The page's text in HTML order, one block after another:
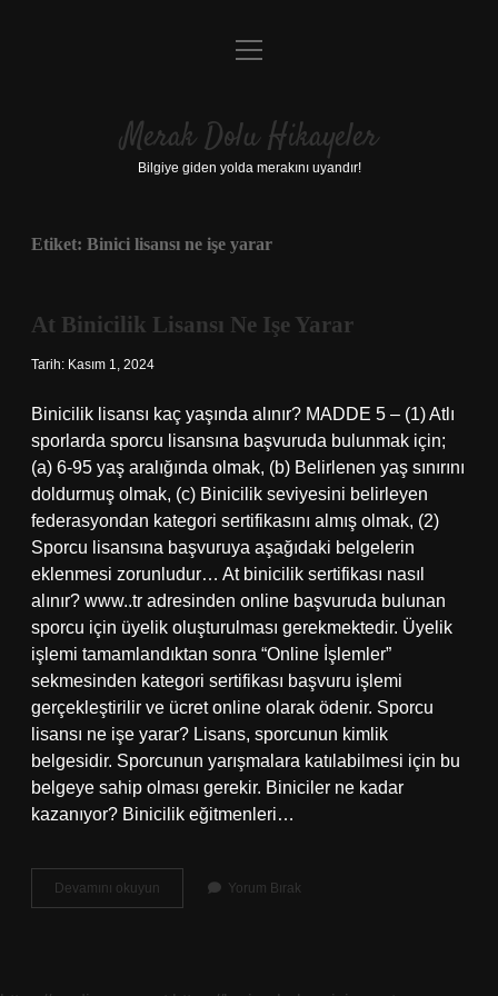
Anasayfa
Yasal Uyarı
menüyü
Merak Dolu Hikayeler
Bilgiye giden yolda merakını uyandır!
Etiket: Binici lisansı ne işe yarar
At Binicilik Lisansı Ne Işe Yarar
Tarih: Kasım 1, 2024
Binicilik lisansı kaç yaşında alınır? MADDE 5 – (1) Atlı
sporlarda sporcu lisansına başvuruda bulunmak için;
(a) 6-95 yaş aralığında olmak, (b) Belirlenen yaş sınırını
doldurmuş olmak, (c) Binicilik seviyesini belirleyen
federasyondan kategori sertifikasını almış olmak, (2)
Sporcu lisansına başvuruya aşağıdaki belgelerin
eklenmesi zorunludur… At binicilik sertifikası nasıl
alınır? www..tr adresinden online başvuruda bulunan
sporcu için üyelik oluşturulması gerekmektedir. Üyelik
işlemi tamamlandıktan sonra “Online İşlemler”
sekmesinden kategori sertifikası başvuru işlemi
gerçekleştirilir ve ücret online olarak ödenir. Sporcu
lisansı ne işe yarar? Lisans, sporcunun kimlik
belgesidir. Sporcunun yarışmalara katılabilmesi için bu
belgeye sahip olması gerekir. Biniciler ne kadar
kazanıyor? Binicilik eğitmenleri…
Devamını okuyun
Binicilik
Yorum Bırak